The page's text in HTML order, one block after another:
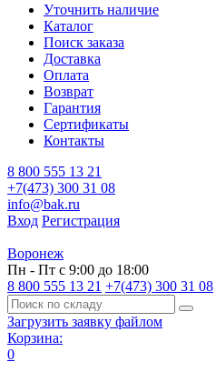
Уточнить наличие
Каталог
Поиск заказа
Доставка
Оплата
Возврат
Гарантия
Сертификаты
Контакты
8 800 555 13 21
+7(473) 300 31 08
info@bak.ru
Вход Регистрация
Воронеж
Пн - Пт с 9:00 до 18:00
8 800 555 13 21 +7(473) 300 31 08
Загрузить заявку файлом
Корзина:
0